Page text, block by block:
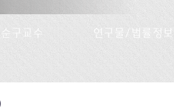
구교수 연구물/법률정보